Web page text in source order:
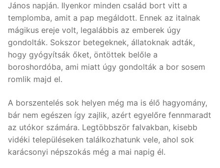
János napján. Ilyenkor minden család bort vitt a
templomba, amit a pap megáldott. Ennek az italnak
mágikus ereje volt, legalábbis az emberek úgy
gondolták. Sokszor betegeknek, állatoknak adták,
hogy gyógyítsák őket, öntöttek belőle a
boroshordóba, ami miatt úgy gondolták a bor sosem
romlik majd el.
A borszentelés sok helyen még ma is élő hagyomány,
bár nem egészen így zajlik, azért egyelőre fennmaradt
az utókor számára. Legtöbbször falvakban, kisebb
vidéki településeken találkozhatunk vele, ahol sok
karácsonyi népszokás még a mai napig él.